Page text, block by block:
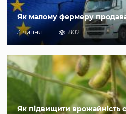
Як малому фермеру
3 липня 802
Як підвищити врожайність